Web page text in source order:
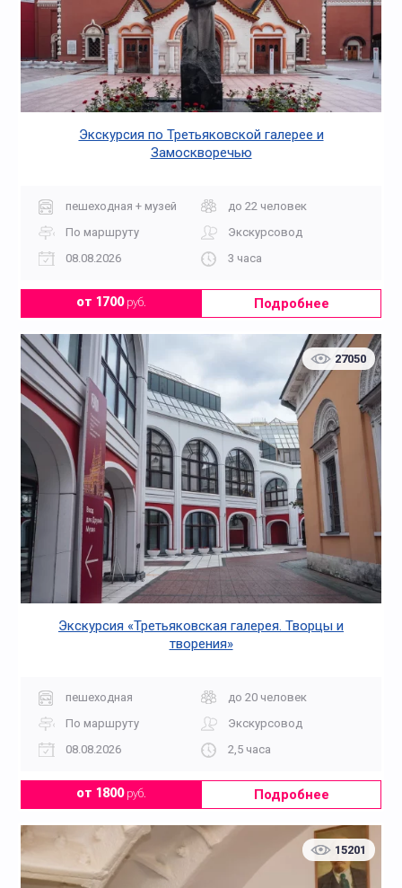
Экскурсия по Третьяковской галерее и
Замоскворечью
пешеходная + музей
до 22 человек
По маршруту
Экскурсовод
08.08.2026
3 часа
от 1700руб. Подробнее
27050
Экскурсия «Третьяковская галерея. Творцы и
творения»
пешеходная
до 20 человек
По маршруту
Экскурсовод
08.08.2026
2,5 часа
от 1800руб. Подробнее
15201